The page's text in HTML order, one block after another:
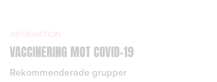
INFORMATION
VACCINERING MOT COVID-19
Rekommenderade grupper